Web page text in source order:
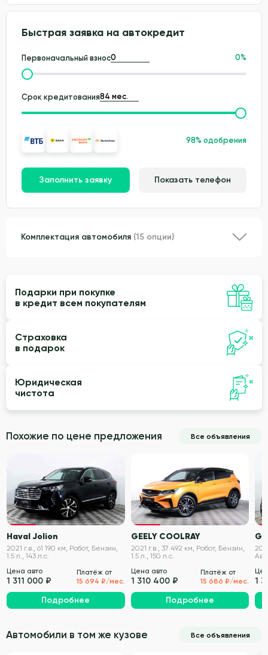
Быстрая заявка на автокредит
Первоначальный взнос 0%
Срок кредитования
98% одобрения
Заполнить заявку Показать телефон
Комплектация автомобиля (15 опции)
Подарки при покупке
в кредит всем покупателям
Страховка
в подарок
Юридическая
чистота
Похожие по цене предложения Все объявления
VIN проверен
Haval Jolion
2021 г.в., 61 190 км, Робот, Бензин,
1.5 л., 143 л.с.
Цена авто
1 311 000 ₽
Платёж от
15 694 ₽/мес.
Подробнее
VIN проверен
GEELY COOLRAY
2021 г.в., 37 492 км, Робот, Бензин,
1.5 л., 150 л.с.
Цена авто
1 310 400 ₽
Платёж от
15 686 ₽/мес.
Подробнее
1
Автомобили в том же кузове Все объявления